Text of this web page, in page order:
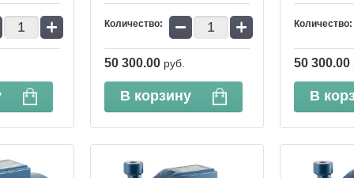
+ Количество: − +
50 300.00 руб.
В корзину
Количество:
50 300.00
В